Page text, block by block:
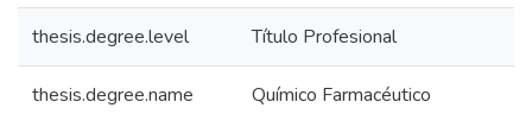
thesis.degree.level Título Profesional
thesis.degree.name Químico Farmacéutico